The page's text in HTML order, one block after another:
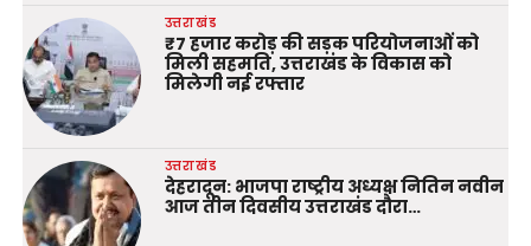
उत्तराखंड
₹7 हजार करोड़ की सड़क परियोजनाओं को
मिली सहमति, उत्तराखंड के विकास को
मिलेगी नई रफ्तार
उत्तराखंड
देहरादून: भाजपा राष्ट्रीय अध्यक्ष नितिन नवीन
आज तीन दिवसीय उत्तराखंड दौरा…